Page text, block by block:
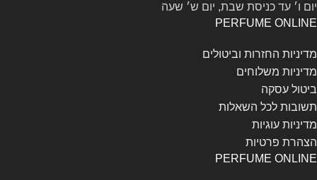
יום ו׳ עד כניסת שבת, יום ש׳ שעה
PERFUME ONLINE
מדיניות החזרות וביטולים
מדיניות משלוחים
ביטול עסקה
תשובות לכל השאלות
מדיניות עוגיות
הצהרת פרטיות
PERFUME ONLINE